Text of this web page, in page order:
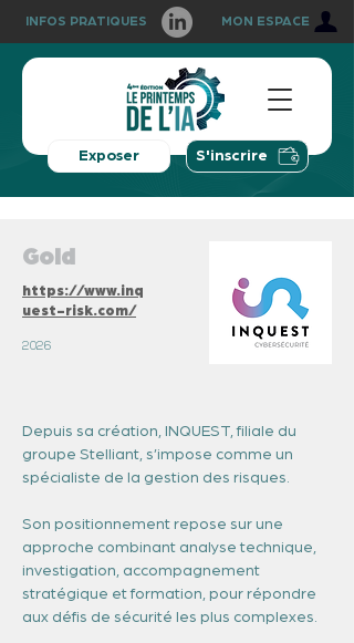
Exposer S'inscrire
MON ESPACE
INFOS PRATIQUES
Gold
https://www.inq
uest-risk.com/
2026
Depuis sa création, INQUEST, filiale du
groupe Stelliant, s’impose comme un
spécialiste de la gestion des risques.
Son positionnement repose sur une
approche combinant analyse technique,
investigation, accompagnement
stratégique et formation, pour répondre
aux défis de sécurité les plus complexes.